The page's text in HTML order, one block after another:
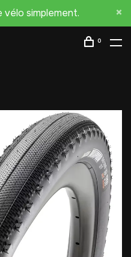
simplement.
0